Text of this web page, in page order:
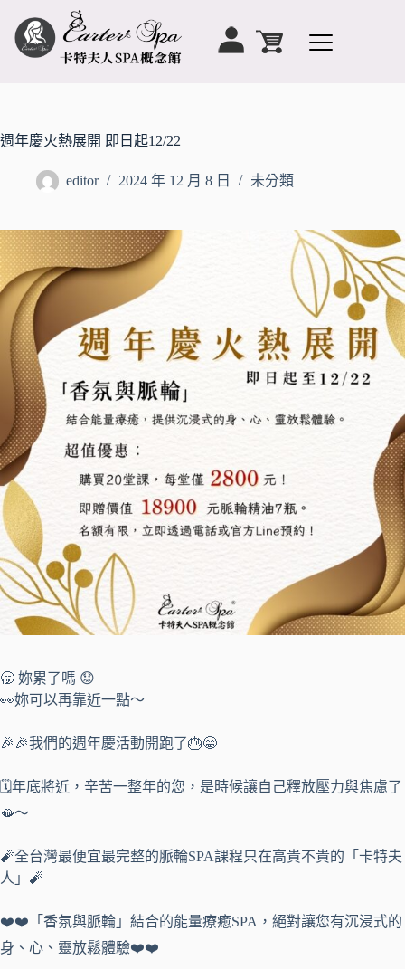
週年慶火熱展開 即日起12/22
editor 2024 年 12 月 8 日 未分類
🥱 妳累了嗎 😟
👀妳可以再靠近一點～
🎉🎉我們的週年慶活動開跑了🎂😁
🗓️年底將近，辛苦一整年的您，是時候讓自己釋放壓力與焦慮了
🫦～
🧨全台灣最便宜最完整的脈輪SPA課程只在高貴不貴的「卡特夫
人」🧨
❤️❤️「香氛與脈輪」結合的能量療癒SPA，絕對讓您有沉浸式的
身、心、靈放鬆體驗❤️❤️